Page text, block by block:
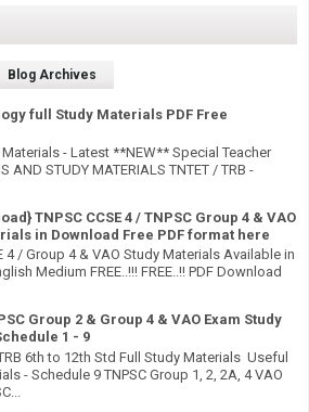
Blog Archives
full Study Materials PDF Free
Materials - Latest **NEW** Special Teacher
AND STUDY MATERIALS TNTET / TRB -
TNPSC CCSE 4 / TNPSC Group 4 & VAO
in Download Free PDF format here
4 / Group 4 & VAO Study Materials Available in
Medium FREE..!!! FREE..!! PDF Download
Group 2 & Group 4 & VAO Exam Study
1 - 9
6th to 12th Std Full Study Materials Useful
- Schedule 9 TNPSC Group 1, 2, 2A, 4 VAO